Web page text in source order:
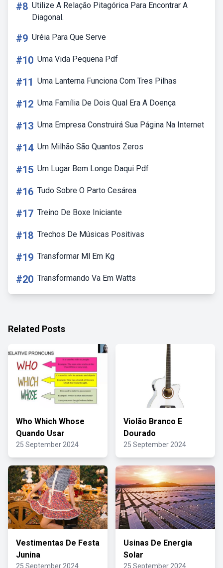
#8 Utilize A Relação Pitagórica Para Encontrar A
Diagonal.
#9 Uréia Para Que Serve
#10 Uma Vida Pequena Pdf
#11 Uma Lanterna Funciona Com Tres Pilhas
#12 Uma Família De Dois Qual Era A Doença
#13 Uma Empresa Construirá Sua Página Na Internet
#14 Um Milhão São Quantos Zeros
#15 Um Lugar Bem Longe Daqui Pdf
#16 Tudo Sobre O Parto Cesárea
#17 Treino De Boxe Iniciante
#18 Trechos De Músicas Positivas
#19 Transformar Ml Em Kg
#20 Transformando Va Em Watts
Related Posts
Who Which Whose
Quando Usar
25 September 2024
Violão Branco E
Dourado
25 September 2024
Vestimentas De Festa
Junina
25 September 2024
Usinas De Energia
Solar
25 September 2024